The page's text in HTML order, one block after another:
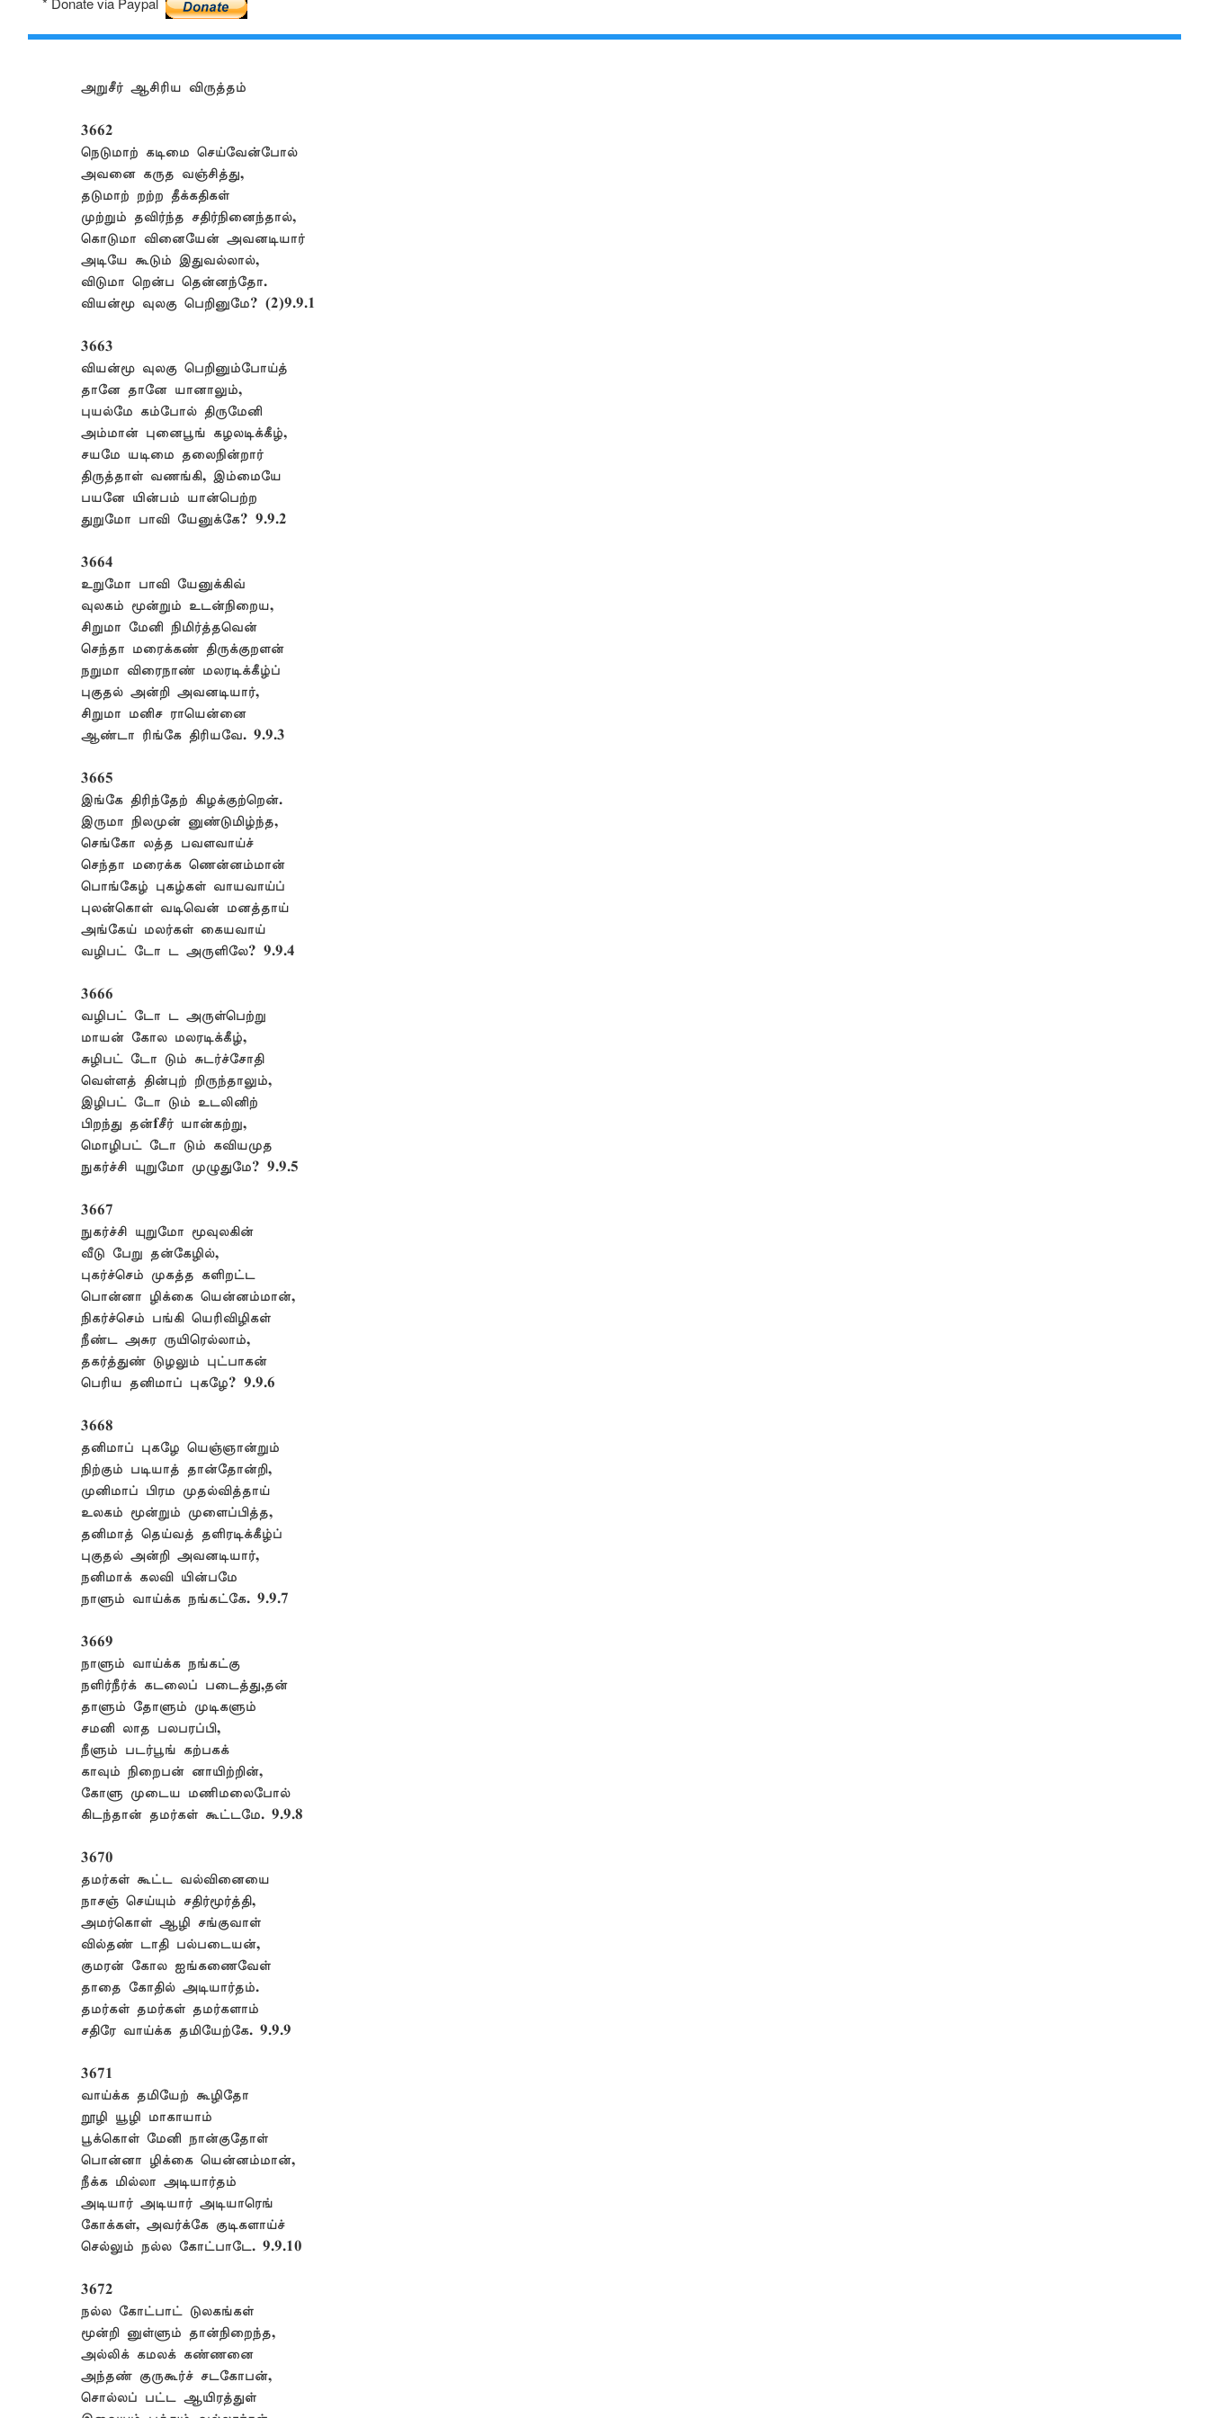
அறுசீர் ஆசிரிய விருத்தம்
3662
நெடுமாற் கடிமை செய்வேன்போல்
அவனை கருத வஞ்சித்து,
தடுமாற் றற்ற தீக்கதிகள்
முற்றும் தவிர்ந்த சதிர்நினைந்தால்,
கொடுமா வினையேன் அவனடியார்
அடியே கூடும் இதுவல்லால்,
விடுமா றென்ப தென்னந்தோ.
வியன்மூ வுலகு பெறினுமே? (2)9.9.1
3663
வியன்மூ வுலகு பெறினும்போய்த்
தானே தானே யானாலும்,
புயல்மே கம்போல் திருமேனி
அம்மான் புனைபூங் கழலடிக்கீழ்,
சயமே யடிமை தலைநின்றார்
திருத்தாள் வணங்கி, இம்மையே
பயனே யின்பம் யான்பெற்ற
துறுமோ பாவி யேனுக்கே? 9.9.2
3664
உறுமோ பாவி யேனுக்கிவ்
வுலகம் மூன்றும் உடன்நிறைய,
சிறுமா மேனி நிமிர்த்தவென்
செந்தா மரைக்கண் திருக்குறளன்
நறுமா விரைநாண் மலரடிக்கீழ்ப்
புகுதல் அன்றி அவனடியார்,
சிறுமா மனிச ராயென்னை
ஆண்டா ரிங்கே திரியவே. 9.9.3
3665
இங்கே திரிந்தேற் கிழக்குற்றென்.
இருமா நிலமுன் னுண்டுமிழ்ந்த,
செங்கோ லத்த பவளவாய்ச்
செந்தா மரைக்க ணென்னம்மான்
பொங்கேழ் புகழ்கள் வாயவாய்ப்
புலன்கொள் வடிவென் மனத்தாய்
அங்கேய் மலர்கள் கையவாய்
வழிபட் டோ ட அருளிலே? 9.9.4
3666
வழிபட் டோ ட அருள்பெற்று
மாயன் கோல மலரடிக்கீழ்,
சுழிபட் டோ டும் சுடர்ச்சோதி
வெள்ளத் தின்புற் றிருந்தாலும்,
இழிபட் டோ டும் உடலினிற்
பிறந்து தன்fசீர் யான்கற்று,
மொழிபட் டோ டும் கவியமுத
நுகர்ச்சி யுறுமோ முழுதுமே? 9.9.5
3667
நுகர்ச்சி யுறுமோ மூவுலகின்
வீடு பேறு தன்கேழில்,
புகர்ச்செம் முகத்த களிறட்ட
பொன்னா ழிக்கை யென்னம்மான்,
நிகர்ச்செம் பங்கி யெரிவிழிகள்
நீண்ட அசுர ருயிரெல்லாம்,
தகர்த்துண் டுழலும் புட்பாகன்
பெரிய தனிமாப் புகழே? 9.9.6
3668
தனிமாப் புகழே யெஞ்ஞான்றும்
நிற்கும் படியாத் தான்தோன்றி,
முனிமாப் பிரம முதல்வித்தாய்
உலகம் மூன்றும் முளைப்பித்த,
தனிமாத் தெய்வத் தளிரடிக்கீழ்ப்
புகுதல் அன்றி அவனடியார்,
நனிமாக் கலவி யின்பமே
நாளும் வாய்க்க நங்கட்கே. 9.9.7
3669
நாளும் வாய்க்க நங்கட்கு
நளிர்நீர்க் கடலைப் படைத்து,தன்
தாளும் தோளும் முடிகளும்
சமனி லாத பலபரப்பி,
நீளும் படர்பூங் கற்பகக்
காவும் நிறைபன் னாயிற்றின்,
கோளு முடைய மணிமலைபோல்
கிடந்தான் தமர்கள் கூட்டமே. 9.9.8
3670
தமர்கள் கூட்ட வல்வினையை
நாசஞ் செய்யும் சதிர்மூர்த்தி,
அமர்கொள் ஆழி சங்குவாள்
வில்தண் டாதி பல்படையன்,
குமரன் கோல ஐங்கணைவேள்
தாதை கோதில் அடியார்தம்.
தமர்கள் தமர்கள் தமர்களாம்
சதிரே வாய்க்க தமியேற்கே. 9.9.9
3671
வாய்க்க தமியேற் கூழிதோ
றூழி யூழி மாகாயாம்
பூக்கொள் மேனி நான்குதோள்
பொன்னா ழிக்கை யென்னம்மான்,
நீக்க மில்லா அடியார்தம்
அடியார் அடியார் அடியாரெங்
கோக்கள், அவர்க்கே குடிகளாய்ச்
செல்லும் நல்ல கோட்பாடே. 9.9.10
3672
நல்ல கோட்பாட் டுலகங்கள்
மூன்றி னுள்ளும் தான்நிறைந்த,
அல்லிக் கமலக் கண்ணனை
அந்தண் குருகூர்ச் சடகோபன்,
சொல்லப் பட்ட ஆயிரத்துள்